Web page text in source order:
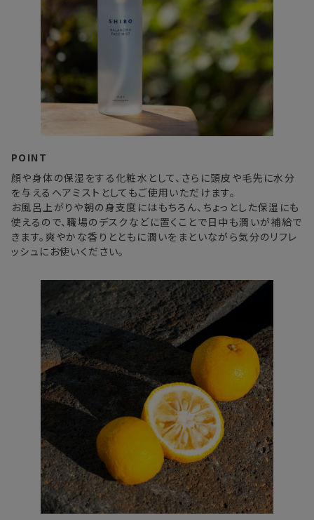
POINT
顔や身体の保湿をする化粧水として、さらに頭皮や毛先に水分
を与えるヘアミストとしてもご使用いただけます。
お風呂上がりや朝の身支度にはもちろん、ちょっとした保湿にも
使えるので、職場のデスクなどに置くことで日中も潤いが補給で
きます。爽やかな香りとともに潤いをまといながら気分のリフレ
ッシュにお使いください。